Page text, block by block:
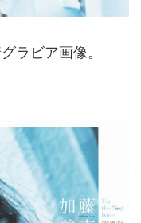
ラビア画像。